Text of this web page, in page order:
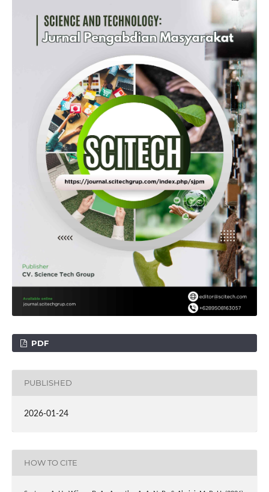
PDF
PUBLISHED
2026-01-24
HOW TO CITE